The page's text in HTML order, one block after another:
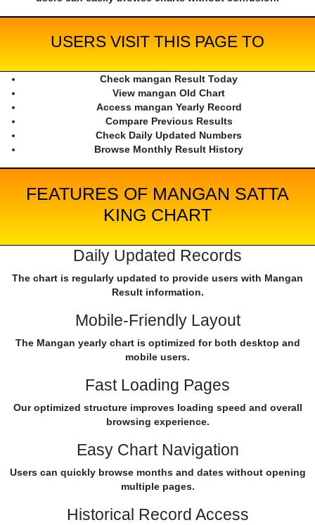
USERS VISIT THIS PAGE TO
Check mangan Result Today
View mangan Old Chart
Access mangan Yearly Record
Compare Previous Results
Check Daily Updated Numbers
Browse Monthly Result History
FEATURES OF MANGAN SATTA
KING CHART
Daily Updated Records
The chart is regularly updated to provide users with Mangan
Result information.
Mobile-Friendly Layout
The Mangan yearly chart is optimized for both desktop and
mobile users.
Fast Loading Pages
Our optimized structure improves loading speed and overall
browsing experience.
Easy Chart Navigation
Users can quickly browse months and dates without opening
multiple pages.
Historical Record Access